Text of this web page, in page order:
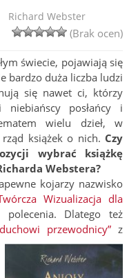
Richard Webster
(Brak ocen)
świecie, pojawiają się
bardzo duża liczba ludzi
się nawet ci, którzy
posłańcy i
wielu dzieł, w
książek o nich. Czy
wybrać książkę
Webstera?
kojarzy nazwisko
Wizualizacja dla
Dlatego też
przewodnicy” z